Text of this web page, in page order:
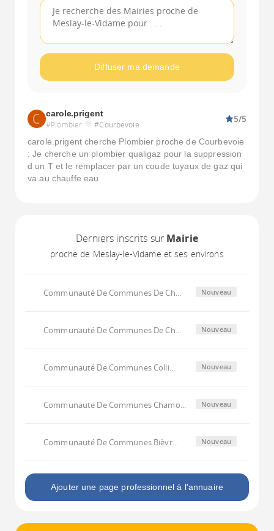
Diffuser ma demande
carole.prigent
#Plombier #Courbevoie
5/5
carole.prigent cherche Plombier proche de Courbevoie
: Je cherche un plombier qualigaz pour la suppression
d un T et le remplacer par un coude tuyaux de gaz qui
va au chauffe eau
Derniers inscrits sur Mairie
proche de Meslay-le-Vidame et ses environs
Communauté De Communes De Ch... Nouveau
Communauté De Communes De Ch... Nouveau
Communauté De Communes Colli... Nouveau
Communaute De Communes Chamo... Nouveau
Communauté De Communes Bièvr... Nouveau
Ajouter une page professionnel à l'annuaire